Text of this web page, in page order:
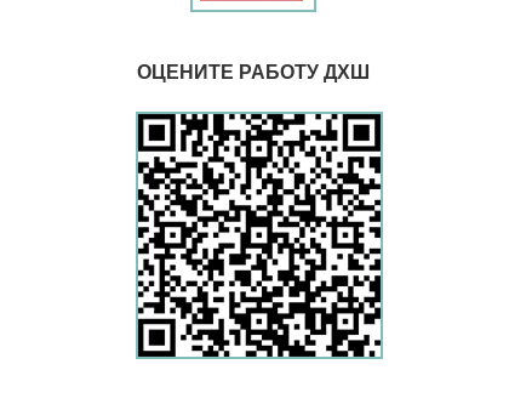
ОЦЕНИТЕ РАБОТУ ДХШ